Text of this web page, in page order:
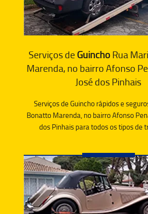
Serviços deGuinchoRua
Marenda, no bairro Afonso
José dos Pinhais
Serviços de Guincho rápidos e
Bonatto Marenda, no bairro Afonso
dos Pinhais para todos os tipos de